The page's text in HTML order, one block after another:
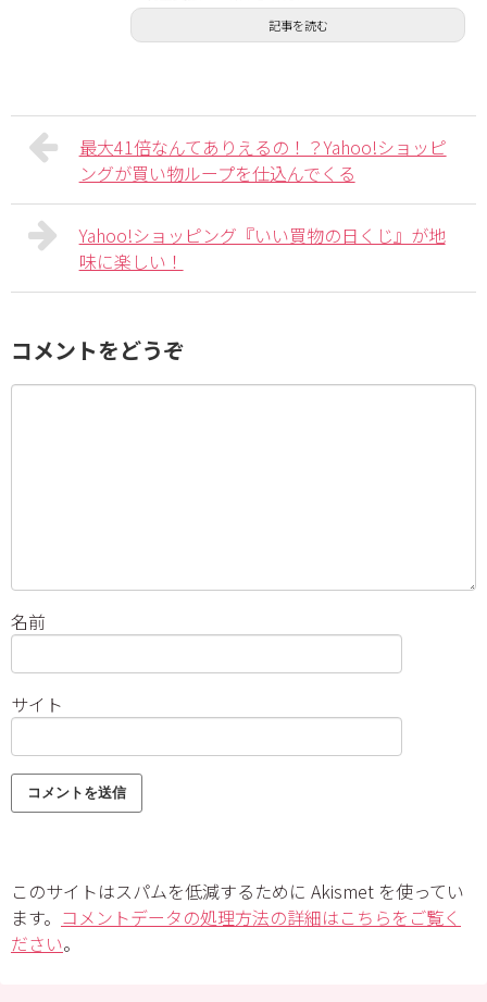
記事を読む
最大41倍なんてありえるの！？Yahoo!ショッピ
ングが買い物ループを仕込んでくる
Yahoo!ショッピング『いい買物の日くじ』が地
味に楽しい！
コメントをどうぞ
名前
サイト
このサイトはスパムを低減するために Akismet を使ってい
ます。 コメントデータの処理方法の詳細はこちらをご覧く
ださい。